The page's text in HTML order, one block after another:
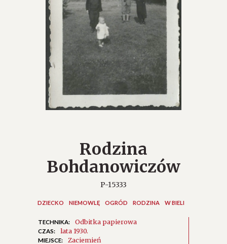
Rodzina
Bohdanowiczów
P-15333
DZIECKO NIEMOWLĘ OGRÓD RODZINA W BIELI
TECHNIKA: Odbitka papierowa
CZAS: lata 1930.
MIEJSCE: Zaciemień